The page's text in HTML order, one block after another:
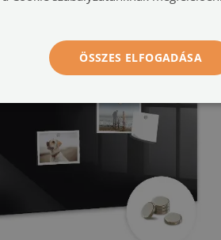
ÖSSZES ELFOGADÁSA